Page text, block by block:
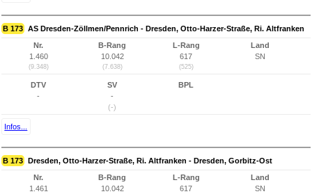
B 173 AS Dresden-Zöllmen/Pennrich - Dresden, Otto-Harzer-Straße, Ri. Altfranken
Nr.
1.460
(9.348)
B-Rang
10.042
(7.638)
L-Rang
617
(525)
Land
SN
DTV
-
SV
-
(-)
BPL
Infos...
B 173 Dresden, Otto-Harzer-Straße, Ri. Altfranken - Dresden, Gorbitz-Ost
Nr.
1.461
B-Rang
10.042
L-Rang
617
Land
SN